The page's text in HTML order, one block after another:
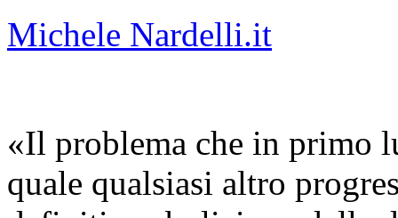
Michele Nardelli.it
«Il problema che in primo
quale qualsiasi altro